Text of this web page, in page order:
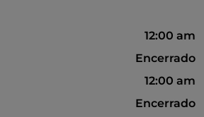
12:00 am
Encerrado
12:00 am
Encerrado